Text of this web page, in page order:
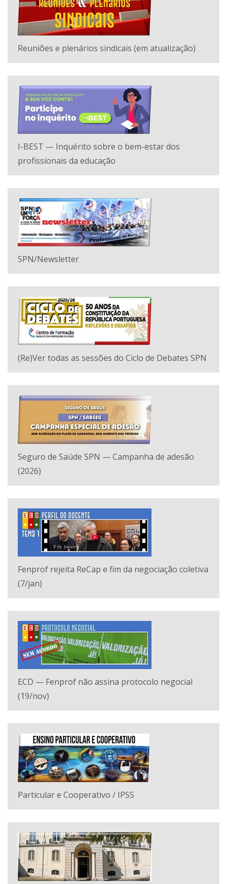
Reuniões e plenários sindicais (em atualização)
I-BEST — Inquérito sobre o bem-estar dos
profissionais da educação
SPN/Newsletter
(Re)Ver todas as sessões do Ciclo de Debates SPN
Seguro de Saúde SPN — Campanha de adesão
(2026)
Fenprof rejeita ReCap e fim da negociação coletiva
(7/jan)
ECD — Fenprof não assina protocolo negocial
(19/nov)
Particular e Cooperativo / IPSS